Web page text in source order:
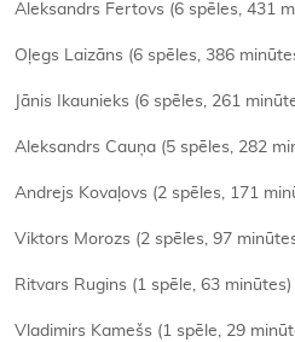
Aleksandrs Fertovs (6 spēles, 431
Oļegs Laizāns (6 spēles, 386
Jānis Ikaunieks (6 spēles, 261
Aleksandrs Cauņa (5 spēles, 282
Andrejs Kovaļovs (2 spēles, 171
Viktors Morozs (2 spēles, 97
Ritvars Rugins (1 spēle, 63 minūtes)
Vladimirs Kamešs (1 spēle, 29